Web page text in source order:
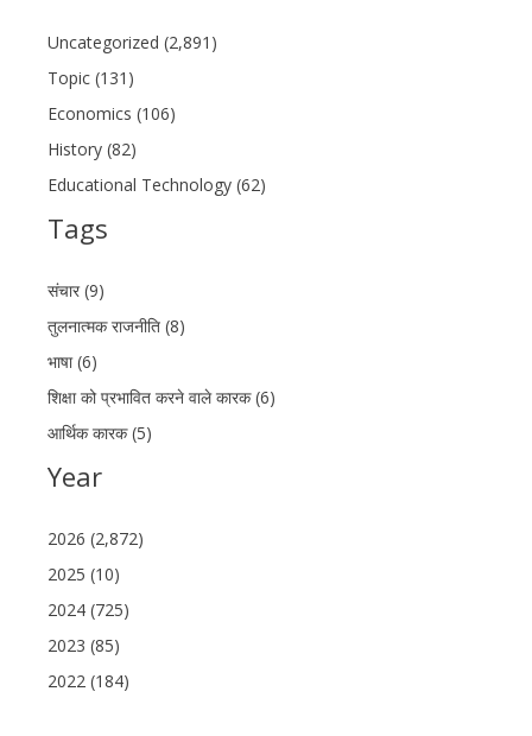
Uncategorized (2,891)
Topic (131)
Economics (106)
History (82)
Educational Technology (62)
Tags
संचार (9)
तुलनात्मक राजनीति (8)
भाषा (6)
शिक्षा को प्रभावित करने वाले कारक (6)
आर्थिक कारक (5)
Year
2026 (2,872)
2025 (10)
2024 (725)
2023 (85)
2022 (184)